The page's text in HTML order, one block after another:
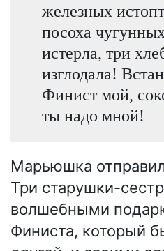
железных
посоха
истерла, три
изглодала!
Финист мой,
ты надо мной!
Марьюшка
Три старушки-
волшебными
Финиста, который